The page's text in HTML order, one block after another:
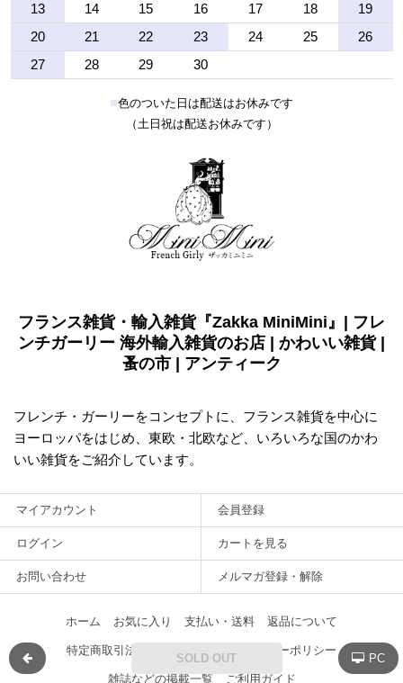
SOLD OUT
13
14 15 16 17 18
19
20
21 22 23 24 25
26
27
28 29 30
■色のついた日は配送はお休みです
（土日祝は配送お休みです）
フランス雑貨・輸入雑貨『Zakka MiniMini』| フレ
ンチガーリー 海外輸入雑貨のお店 | かわいい雑貨 |
蚤の市 | アンティーク
フレンチ・ガーリーをコンセプトに、フランス雑貨を中心に
ヨーロッパをはじめ、東欧・北欧など、いろいろな国のかわ
いい雑貨をご紹介しています。
マイアカウント 会員登録
ログイン カートを見る
お問い合わせ メルマガ登録・解除
ホーム お気に入り 支払い・送料 返品について
特定商取引法に基づく表記 プライバシーポリシー
雑誌などの掲載一覧 ご利用ガイド
PC